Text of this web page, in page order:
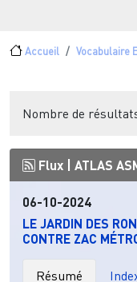
Fil d'Ariane
Accueil Vocabulaire
Nombre de
Flux | ATLAS
06-10-2024
LE JARDIN DES
CONTRE ZAC
Résumé